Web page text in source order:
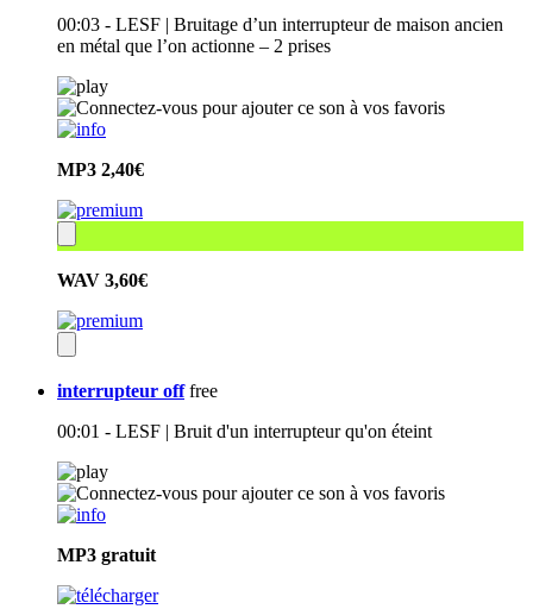
00:03 - LESF | Bruitage d’un interrupteur de maison ancien
en métal que l’on actionne – 2 prises
MP3 2,40€
WAV 3,60€
interrupteur off free
00:01 - LESF | Bruit d'un interrupteur qu'on éteint
MP3 gratuit